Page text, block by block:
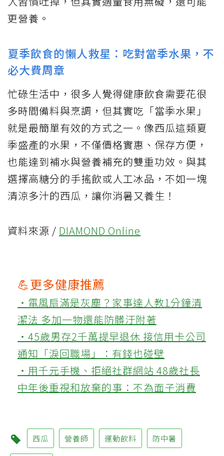
更營養。
夏季飲食的懶人救星：吃對當季水果，不
必大費周章
忙碌生活中，很多人覺得健康飲食需要花很
多時間備料與烹調，但其實吃「當季水果」
就是最簡單有效的方式之一。像西瓜這類夏
季盛產的水果，不僅價格實惠、保存方便，
也能達到補水與營養補充的雙重功效。與其
選擇高糖分的手搖飲或人工冰品，不如一塊
清涼多汁的西瓜，讓你消暑又養生！
資料來源 / DIAMOND Online
💪更多健康推薦
‧電風扇滿是灰塵？家事達人教1分鐘清
潔法 多加一物還能防髒汙附著
‧45歲男存2千萬提早退休 接信用卡公司
通知「淚回職場」：有錢也碰壁
‧用千元手機、拒絕社群網站 48歲社長
中年後重視和放棄的事：不為面子消費
西瓜 營養師 運動飲料 防中暑